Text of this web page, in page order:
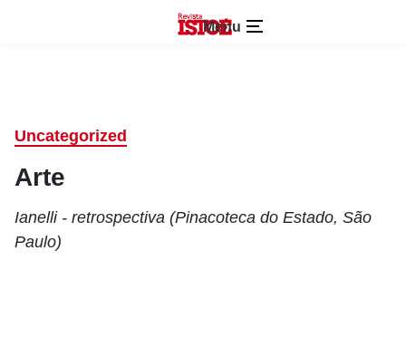
Menu
Uncategorized
Arte
Ianelli - retrospectiva (Pinacoteca do Estado, São
Paulo)